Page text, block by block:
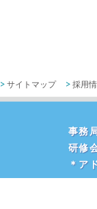
サイトマップ 採用
事務
研修
＊ア